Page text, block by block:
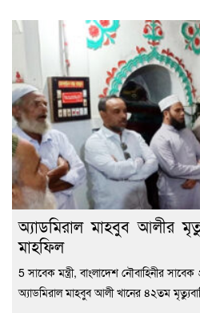
অ্যাডমিরাল মাহবুব আলীর
মাহফিল
5 সাবেক মন্ত্রী, বাংলাদেশ নৌবাহিনীর
অ্যাডমিরাল মাহবুব আলী খানের ৪২তম